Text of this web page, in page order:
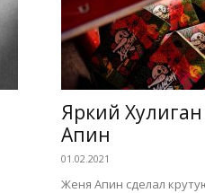
Яркий
Апин
01.02.2021
Женя Апин сделал